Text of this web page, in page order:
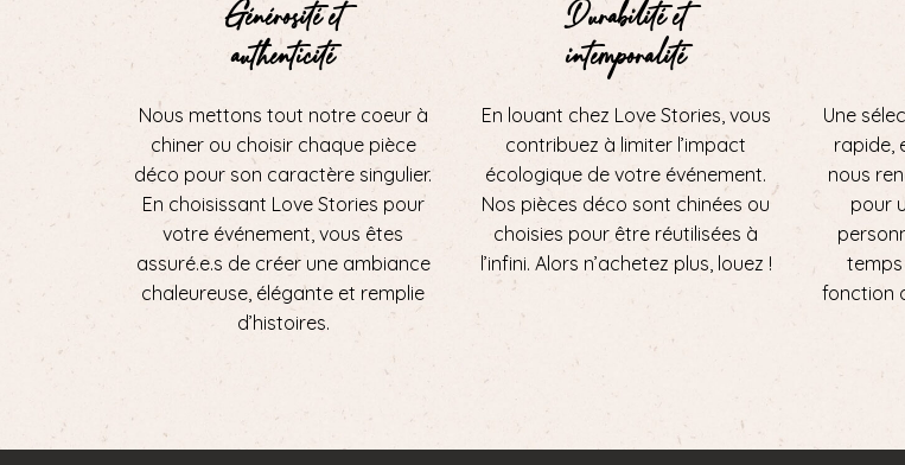
Générosité et
authenticité
Nous mettons tout notre coeur à
chiner ou choisir chaque pièce
déco pour son caractère singulier.
En choisissant Love Stories pour
votre événement, vous êtes
assuré.e.s de créer une ambiance
chaleureuse, élégante et remplie
d’histoires.
Durabilité et
intemporalité
En louant chez Love Stories, vous
contribuez à limiter l’impact
écologique de votre événement.
Nos pièces déco sont chinées ou
choisies pour être réutilisées à
l’infini. Alors n’achetez plus, louez !
Une
rapide,
nous
pour
fonction